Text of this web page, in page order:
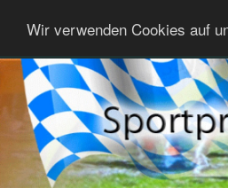
Wir verwenden Cookies auf